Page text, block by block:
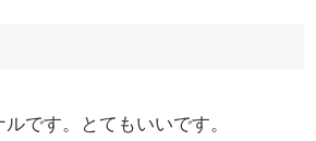
です。とてもいいです。